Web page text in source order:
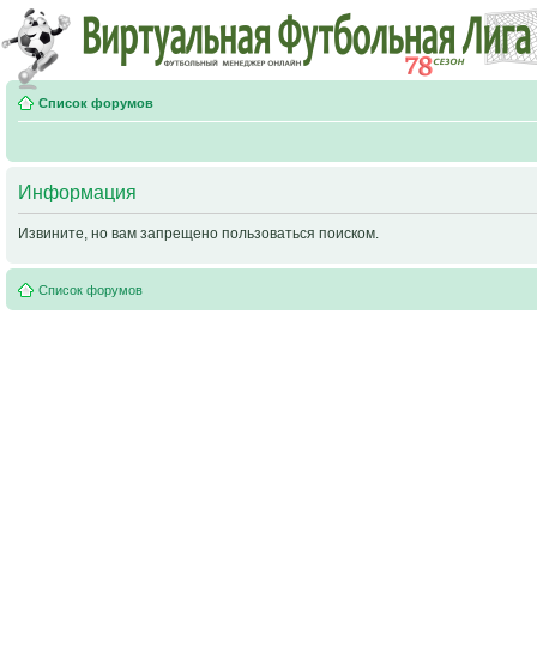
Список форумов
Информация
Извините, но вам запрещено пользоваться поиском.
Список форумов